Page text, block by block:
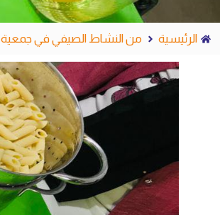
الرئيسية من النشاط الصيفي في جمعية